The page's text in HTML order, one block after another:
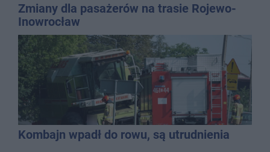
Zmiany dla pasażerów na trasie Rojewo-
Inowrocław
Kombajn wpadł do rowu, są utrudnienia